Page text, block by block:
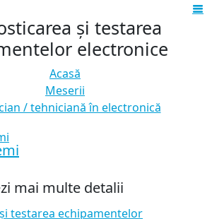
și testarea
electronice
Acasă
Meserii
/ tehniciană în electronică
mai multe detalii